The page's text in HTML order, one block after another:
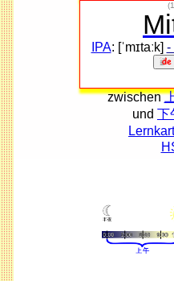
IPA: [ˈmɪtaːk] -
zwischen
und 下